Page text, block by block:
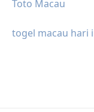
Toto Macau
togel macau hari